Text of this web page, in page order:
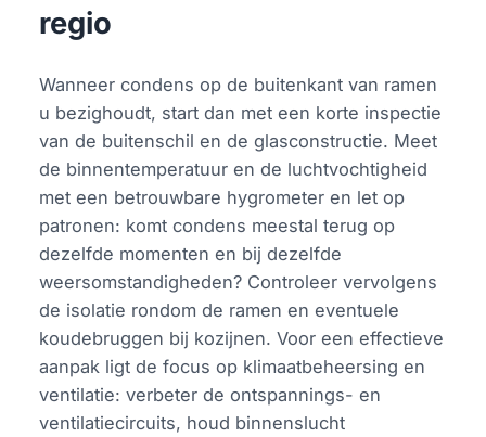
regio
Wanneer condens op de buitenkant van ramen
u bezighoudt, start dan met een korte inspectie
van de buitenschil en de glasconstructie. Meet
de binnentemperatuur en de luchtvochtigheid
met een betrouwbare hygrometer en let op
patronen: komt condens meestal terug op
dezelfde momenten en bij dezelfde
weersomstandigheden? Controleer vervolgens
de isolatie rondom de ramen en eventuele
koudebruggen bij kozijnen. Voor een effectieve
aanpak ligt de focus op klimaatbeheersing en
ventilatie: verbeter de ontspannings- en
ventilatiecircuits, houd binnenslucht